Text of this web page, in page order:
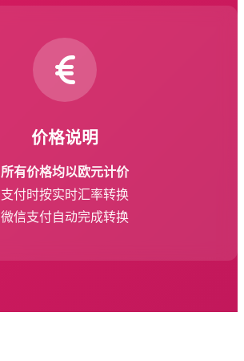
价格说明
所有价格均以欧元计价
支付时按实时汇率转换
微信支付自动完成转换